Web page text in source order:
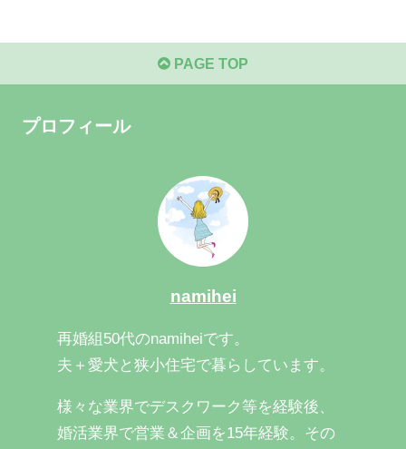
PAGE TOP
プロフィール
namihei
再婚組50代のnamiheiです。
夫＋愛犬と狭小住宅で暮らしています。
様々な業界でデスクワーク等を経験後、
婚活業界で営業＆企画を15年経験。その